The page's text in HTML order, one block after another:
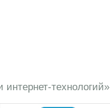
технологий»